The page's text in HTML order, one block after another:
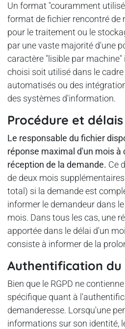
Un format "couramment
format de fichier rencontré de
pour le traitement ou le
par une vaste majorité d'une
caractère "lisible par
choisi soit utilisé dans le
automatisés ou des
des systèmes d'information.
Procédure et
Le responsable du fichier
réponse maximal d'un mois à
réception de la demande. Ce
de deux mois
total) si la demande est
informer le demandeur dans
mois. Dans tous les cas, une
apportée dans le délai d'un
consiste à informer de la
Authentification
Bien que le RGPD ne
spécifique quant à
demanderesse. Lorsqu'une
informations sur son identité,